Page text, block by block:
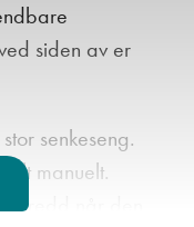
siden av er
senkeseng.
manuelt.
når den